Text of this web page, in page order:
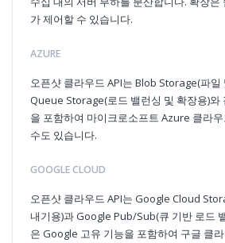
가 제어할 수 있습니다.
AZURE
오픈샷 클라우드 API는 Blob Storage(파일
Queue Storage(로드 밸런싱 및 확장용)와
을 포함하여 마이크로소프트 Azure 클라
수도 있습니다.
GOOGLE CLOUD
오픈샷 클라우드 API는 Google Cloud
내기용)과 Google Pub/Sub(큐 기반 로드
은 Google 고유 기능을 포함하여 구글 클